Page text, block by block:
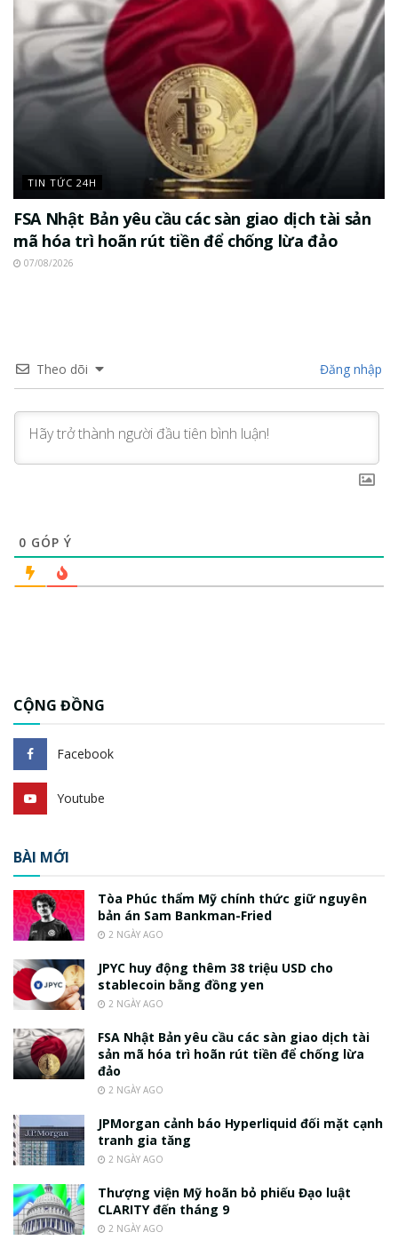
TIN TỨC 24H
FSA Nhật Bản yêu cầu các sàn giao dịch tài sản
mã hóa trì hoãn rút tiền để chống lừa đảo
07/08/2026
Theo dõi Đăng nhập
0 GÓP Ý
CỘNG ĐỒNG
Facebook
Youtube
BÀI MỚI
Tòa Phúc thẩm Mỹ chính thức giữ nguyên
bản án Sam Bankman-Fried
2 NGÀY AGO
JPYC huy động thêm 38 triệu USD cho
stablecoin bằng đồng yen
2 NGÀY AGO
FSA Nhật Bản yêu cầu các sàn giao dịch tài
sản mã hóa trì hoãn rút tiền để chống lừa
đảo
2 NGÀY AGO
JPMorgan cảnh báo Hyperliquid đối mặt cạnh
tranh gia tăng
2 NGÀY AGO
Thượng viện Mỹ hoãn bỏ phiếu Đạo luật
CLARITY đến tháng 9
2 NGÀY AGO